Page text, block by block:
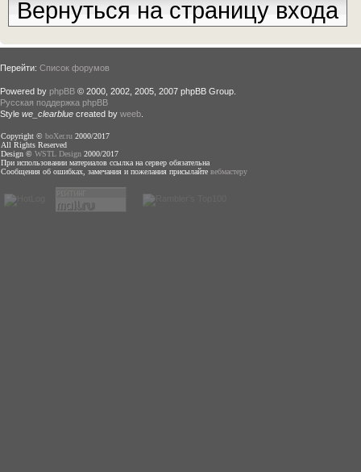
Вернуться на страницу входа
Перейти: Список форумов
Powered by phpBB © 2000, 2002, 2005, 2007 phpBB Group.
Русская поддержка phpBB
Style we_clearblue created by weeb
Copyright © boXer.ru 2000/2017
All Rights Reserved
Design © WSTL Design 2000/2017
При использовании материалов ссылка на сервер обязательна
Сообщения об ошибках, замечания и пожелания присылайте вебмастеру